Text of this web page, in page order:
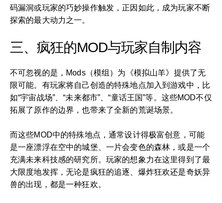
码漏洞或玩家的巧妙操作触发，正因如此，成为玩家不断
探索的最大动力之一。
三、疯狂的MOD与玩家自制内容
不可忽视的是，Mods（模组）为《模拟山羊》提供了无
限可能。有玩家将自己创造的特殊地点加入到游戏中，比
如“宇宙战场”、“未来都市”、“童话王国”等。这些MOD不仅
拓展了原作的边界，也带来了全新的荒诞场景。
而这些MOD中的特殊地点，通常设计得极富创意，可能
是一座漂浮在空中的城堡、一片会变色的森林，或是一个
充满未来科技感的研究所。玩家的想象力在这里得到了最
大限度地发挥，无论是疯狂的追逐、爆炸狂欢还是奇妖异
兽的出现，都是一种狂欢。